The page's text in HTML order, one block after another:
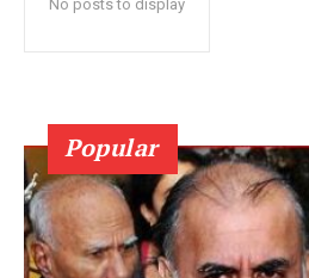
No posts to display
Popular